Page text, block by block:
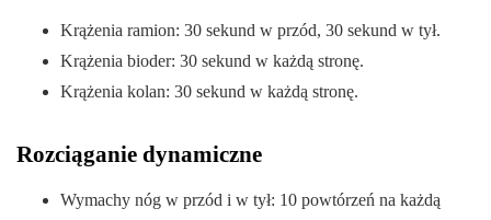
Krążenia ramion: 30 sekund w przód, 30 sekund w tył.
Krążenia bioder: 30 sekund w każdą stronę.
Krążenia kolan: 30 sekund w każdą stronę.
Rozciąganie dynamiczne
Wymachy nóg w przód i w tył: 10 powtórzeń na każdą